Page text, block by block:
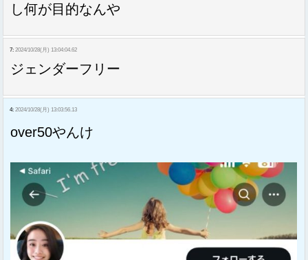
し何が目的なんや
7: 2024/10/28(月) 13:04:04.62
ジェンダーフリー
4: 2024/10/28(月) 13:03:56.13
over50やんけ